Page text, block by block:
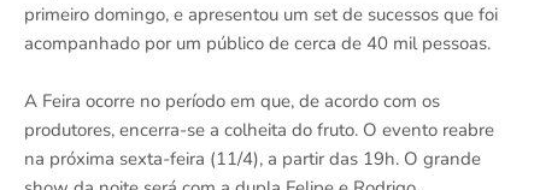
primeiro domingo, e apresentou um set de sucessos que foi
acompanhado por um público de cerca de 40 mil pessoas.
A Feira ocorre no período em que, de acordo com os
produtores, encerra-se a colheita do fruto. O evento reabre
na próxima sexta-feira (11/4), a partir das 19h. O grande